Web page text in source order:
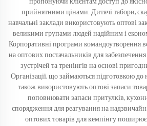
пропонуючи клієнтам доступ до
прийнятними цінами. Дитячі табори,
навчальні заклади використовують оптові
великими групами людей надійним і
Корпоративні програми командоутворення
на оптових постачальників для
зустрічей та тренінгів на основі
Організації, що займаються підготовкою до
також використовують оптові запаси
поповнювати запаси притулків,
спорядження для реагування на
оптових товарів для кемпінгу